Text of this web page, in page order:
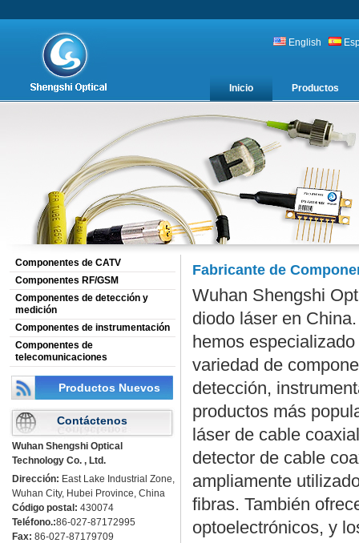
English
Inicio Productos
Componentes de CATV
Componentes RF/GSM
Componentes de detección y
medición
Componentes de instrumentación
Componentes de
telecomunicaciones
Productos Nuevos
Contáctenos
Wuhan Shengshi Optical
Technology Co. , Ltd.
Dirección: East Lake Industrial Zone,
Wuhan City, Hubei Province, China
Código postal: 430074
Teléfono.:86-027-87172995
Fax: 86-027-87179709
Fabricante de
Wuhan Shengshi
diodo láser en
hemos
variedad de
detección,
productos más
láser de cable
detector de cable
ampliamente
fibras. También
optoelectrónicos, y